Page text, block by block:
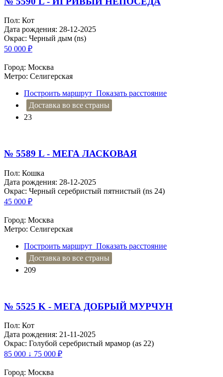
Пол: Кот
Дата рождения: 28-12-2025
Окрас: Черный дым (ns)
50 000 ₽
Город: Москва
Метро: Селигерская
Построить маршрут Показать расстояние
Доставка во все страны
23
№ 5589 L - МЕГА ЛАСКОВАЯ
Пол: Кошка
Дата рождения: 28-12-2025
Окрас: Черный серебристый пятнистый (ns 24)
45 000 ₽
Город: Москва
Метро: Селигерская
Построить маршрут Показать расстояние
Доставка во все страны
209
№ 5525 K - МЕГА ДОБРЫЙ МУРЧУН
Пол: Кот
Дата рождения: 21-11-2025
Окрас: Голубой серебристый мрамор (as 22)
85 000 ↓ 75 000 ₽
Город: Москва